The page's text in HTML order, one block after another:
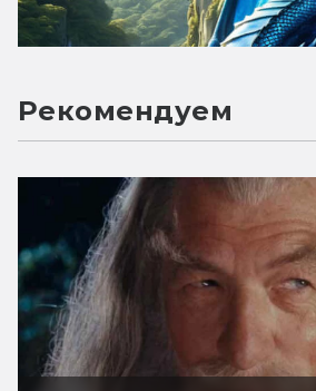
Рекомендуем